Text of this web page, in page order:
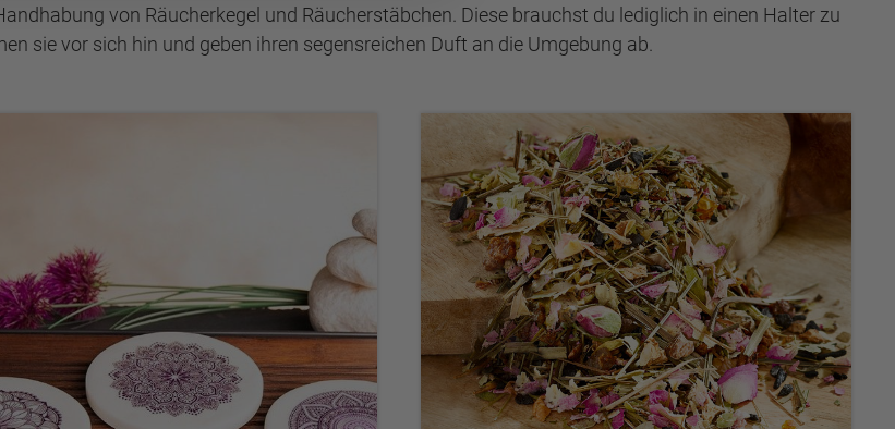
von Räucherkegel und Räucherstäbchen. Diese brauchst du lediglich in einen Halter zu
sie vor sich hin und geben ihren segensreichen Duft an die Umgebung ab.